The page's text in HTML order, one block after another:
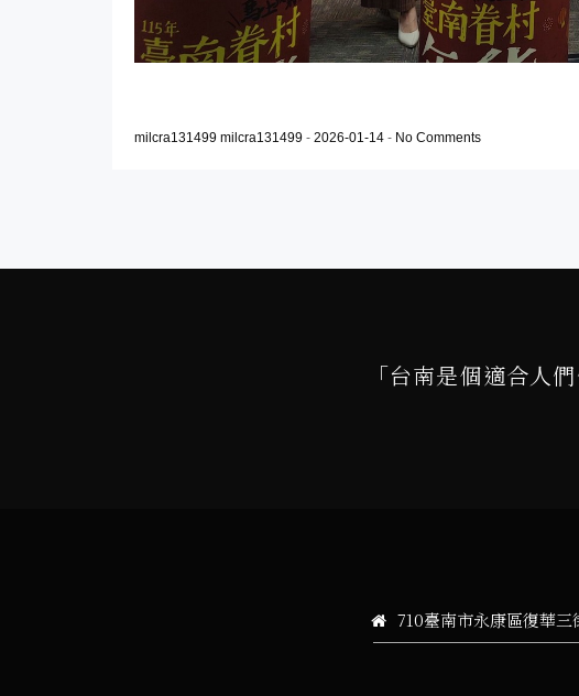
milcra131499 milcra131499 - 2026-01-14 - No Comments
「台南是個適合人
710臺南市永康區復華三